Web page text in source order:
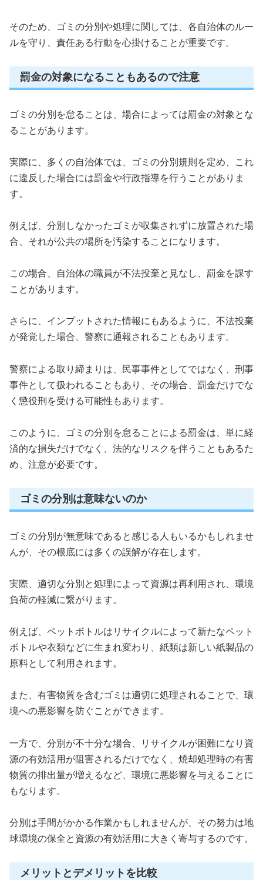
そのため、ゴミの分別や処理に関しては、各自治体のルー
ルを守り、責任ある行動を心掛けることが重要です。
罰金の対象になることもあるので注意
ゴミの分別を怠ることは、場合によっては罰金の対象とな
ることがあります。
実際に、多くの自治体では、ゴミの分別規則を定め、これ
に違反した場合には罰金や行政指導を行うことがありま
す。
例えば、分別しなかったゴミが収集されずに放置された場
合、それが公共の場所を汚染することになります。
この場合、自治体の職員が不法投棄と見なし、罰金を課す
ことがあります。
さらに、インプットされた情報にもあるように、不法投棄
が発覚した場合、警察に通報されることもあります。
警察による取り締まりは、民事事件としてではなく、刑事
事件として扱われることもあり、その場合、罰金だけでな
く懲役刑を受ける可能性もあります。
このように、ゴミの分別を怠ることによる罰金は、単に経
済的な損失だけでなく、法的なリスクを伴うこともあるた
め、注意が必要です。
ゴミの分別は意味ないのか
ゴミの分別が無意味であると感じる人もいるかもしれませ
んが、その根底には多くの誤解が存在します。
実際、適切な分別と処理によって資源は再利用され、環境
負荷の軽減に繋がります。
例えば、ペットボトルはリサイクルによって新たなペット
ボトルや衣類などに生まれ変わり、紙類は新しい紙製品の
原料として利用されます。
また、有害物質を含むゴミは適切に処理されることで、環
境への悪影響を防ぐことができます。
一方で、分別が不十分な場合、リサイクルが困難になり資
源の有効活用が阻害されるだけでなく、焼却処理時の有害
物質の排出量が増えるなど、環境に悪影響を与えることに
もなります。
分別は手間がかかる作業かもしれませんが、その努力は地
球環境の保全と資源の有効活用に大きく寄与するのです。
メリットとデメリットを比較